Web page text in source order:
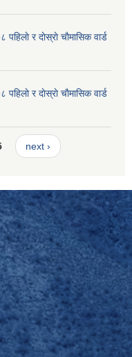
र दाेस्राे चाैमासिक वार्ड
र दाेस्राे चाैमासिक वार्ड
next ›